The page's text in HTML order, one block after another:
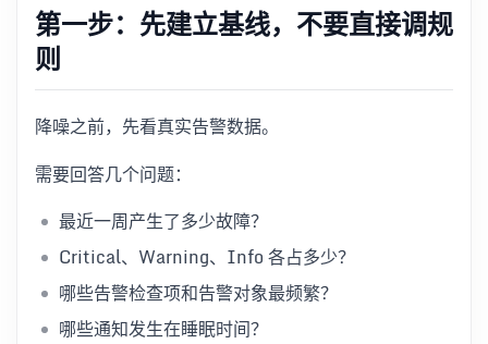
第一步：先建立基线，不要直接调规
则
降噪之前，先看真实告警数据。
需要回答几个问题：
最近一周产生了多少故障？
Critical、Warning、Info 各占多少？
哪些告警检查项和告警对象最频繁？
哪些通知发生在睡眠时间？